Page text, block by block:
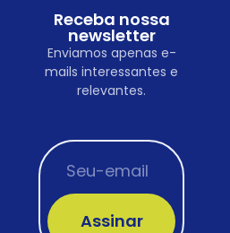
Receba nossa
newsletter
Enviamos apenas e-
mails interessantes e
relevantes.
Assinar